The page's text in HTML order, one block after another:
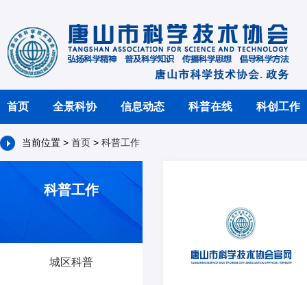
首页 全景科协 信息动态 科普在线 科创工作
当前位置 > 首页 > 科普工作
科普工作
城区科普